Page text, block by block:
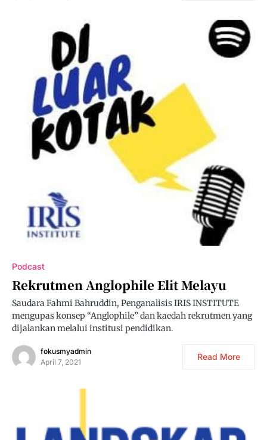
Podcast
Rekrutmen Anglophile Elit Melayu
Saudara Fahmi Bahruddin, Penganalisis IRIS INSTITUTE
mengupas konsep “Anglophile” dan kaedah rekrutmen yang
dijalankan melalui institusi pendidikan.
fokusmyadmin
April 7, 2021
Read More